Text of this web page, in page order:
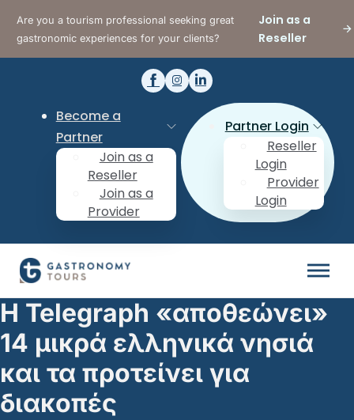
Are you a tourism professional seeking great
gastronomic experiences for your clients?
Join as a
Reseller
Become a
Partner
Join as a
Reseller
Join as a
Provider
Partner Login
Reseller
Login
Provider
Login
Η Telegraph «αποθεώνει»
14 μικρά ελληνικά νησιά
και τα προτείνει για
διακοπές